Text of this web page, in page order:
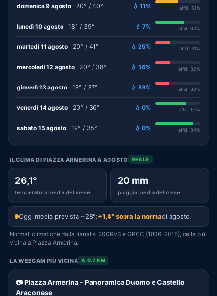
domenica 9 agosto 20° / 40° 💧 11% affid. 51%
lunedì 10 agosto 18° / 39° 💧 7% affid. 63%
martedì 11 agosto 20° / 41° 💧 25% affid. 31%
mercoledì 12 agosto 20° / 38° 💧 56% affid. 32%
giovedì 13 agosto 19° / 37° 💧 83% affid. 30%
venerdì 14 agosto 20° / 36° 💧 0% affid. 67%
sabato 15 agosto 19° / 35° 💧 0% affid. 84%
IL CLIMA DI PIAZZA ARMERINA A AGOSTO REALE
26,1°
temperatura media del mese
20 mm
pioggia media del mese
Oggi media prevista ~28°:+1,4° sopra la normadi agosto
Normali climatiche dalla rianalisi 20CRv3 e GPCC (1806–2015), cella più
vicina a Piazza Armerina.
LA WEBCAM PIÙ VICINA A 0.7 KM
📷 Piazza Armerina - Panoramica Duomo e Castello
Aragonese